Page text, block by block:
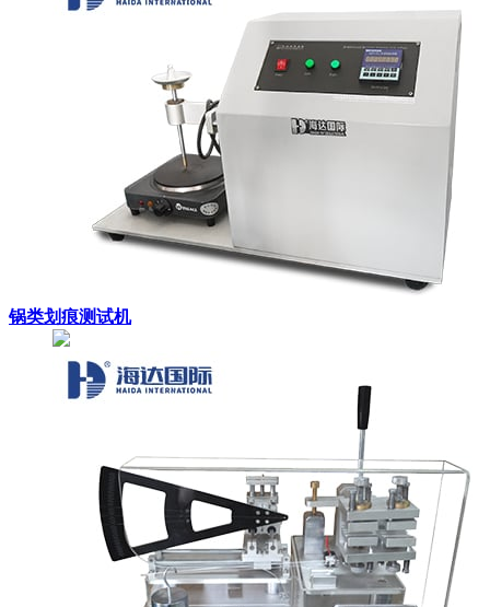
锅类划痕测试机